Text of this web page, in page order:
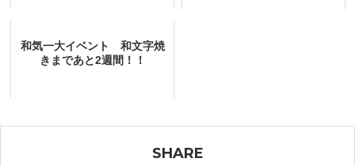
和気一大イベント 和文字焼
きまであと2週間！！
SHARE